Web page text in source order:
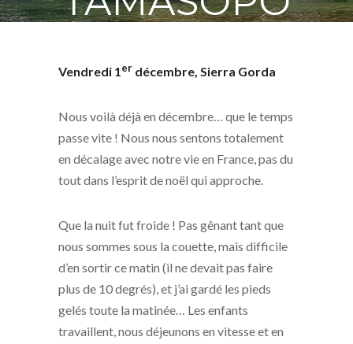
DÉCEMBRE
1 DÉCEMBRE 2017
Vendredi 1er décembre, Sierra Gorda
Nous voilà déjà en décembre… que le temps
passe vite ! Nous nous sentons totalement
en décalage avec notre vie en France, pas du
tout dans l’esprit de noël qui approche.
Que la nuit fut froide ! Pas gênant tant que
nous sommes sous la couette, mais difficile
d’en sortir ce matin (il ne devait pas faire
plus de 10 degrés), et j’ai gardé les pieds
gelés toute la matinée… Les enfants
travaillent, nous déjeunons en vitesse et en